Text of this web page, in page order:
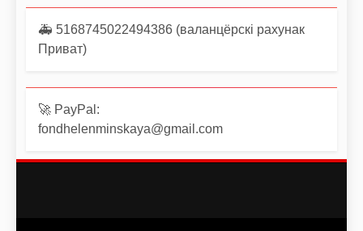
🚑 5168745022494386 (валанцёрскі рахунак
Приват)
🚀 PayPal:
fondhelenminskaya@gmail.com